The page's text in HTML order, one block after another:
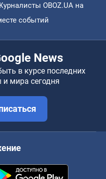
OBOZ.UA на
событий
News
в курсе последних
и мира сегодня